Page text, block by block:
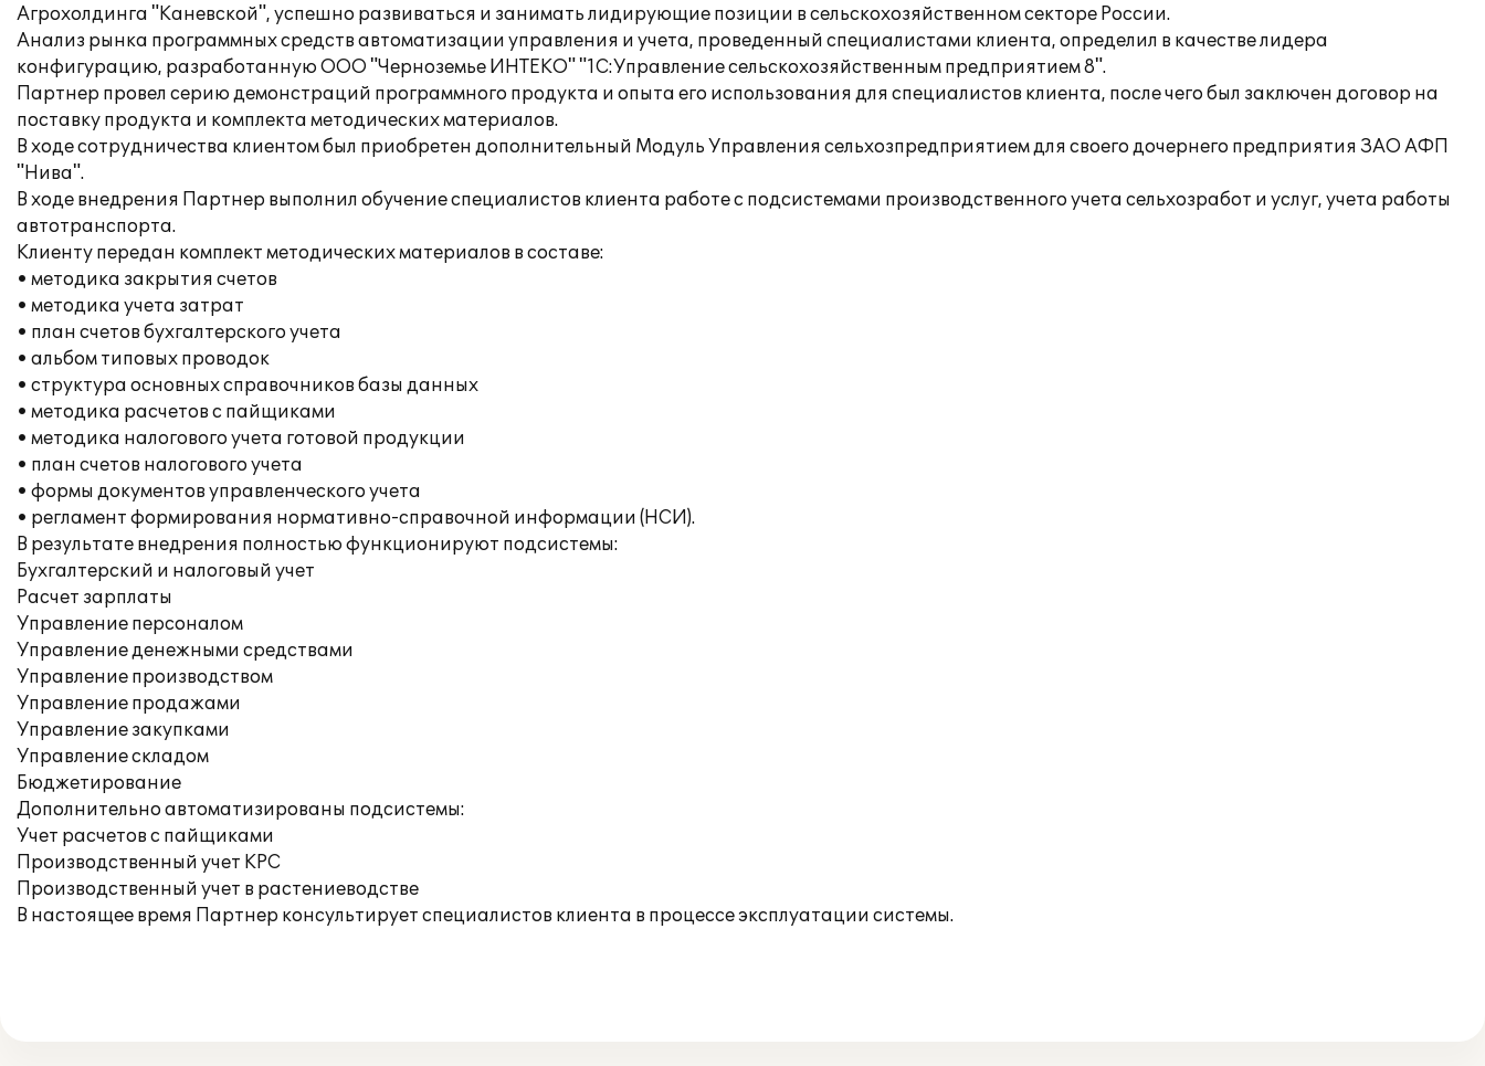
Агрохолдинга "Каневской", успешно развиваться и занимать лидирующие позиции в сельскохозяйственном секторе России.
Анализ рынка программных средств автоматизации управления и учета, проведенный специалистами клиента, определил в качестве лидера
конфигурацию, разработанную ООО "Черноземье ИНТЕКО" "1С:Управление сельскохозяйственным предприятием 8".
Партнер провел серию демонстраций программного продукта и опыта его использования для специалистов клиента, после чего был заключен договор на
поставку продукта и комплекта методических материалов.
В ходе сотрудничества клиентом был приобретен дополнительный Модуль Управления сельхозпредприятием для своего дочернего предприятия ЗАО АФП
"Нива".
В ходе внедрения Партнер выполнил обучение специалистов клиента работе с подсистемами производственного учета сельхозработ и услуг, учета работы
автотранспорта.
Клиенту передан комплект методических материалов в составе:
• методика закрытия счетов
• методика учета затрат
• план счетов бухгалтерского учета
• альбом типовых проводок
• структура основных справочников базы данных
• методика расчетов с пайщиками
• методика налогового учета готовой продукции
• план счетов налогового учета
• формы документов управленческого учета
• регламент формирования нормативно-справочной информации (НСИ).
В результате внедрения полностью функционируют подсистемы:
Бухгалтерский и налоговый учет
Расчет зарплаты
Управление персоналом
Управление денежными средствами
Управление производством
Управление продажами
Управление закупками
Управление складом
Бюджетирование
Дополнительно автоматизированы подсистемы:
Учет расчетов с пайщиками
Производственный учет КРС
Производственный учет в растениеводстве
В настоящее время Партнер консультирует специалистов клиента в процессе эксплуатации системы.